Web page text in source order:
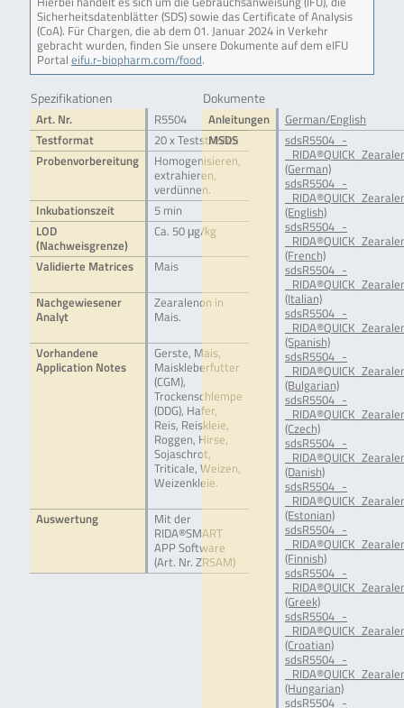
Sicherheitsdatenblätter (SDS) sowie das Certificate of Analysis
(CoA). Für Chargen, die ab dem 01. Januar 2024 in Verkehr
gebracht wurden, finden Sie unsere Dokumente auf dem eIFU
Portal eifu.r-biopharm.com/food.
Spezifikationen
Art. Nr.
R5504
Testformat
20 x Teststreifen
Probenvorbereitung
Homogenisieren,
extrahieren,
verdünnen.
Inkubationszeit
5 min
LOD
(Nachweisgrenze)
Ca. 50 μg/kg
Validierte Matrices Mais
Nachgewiesener
Analyt
Zearalenon in
Mais.
Vorhandene
Application Notes
Gerste, Mais,
Maiskleberfutter
(CGM),
Trockenschlempe
(DDG), Hafer,
Reis, Reiskleie,
Roggen, Hirse,
Sojaschrot,
Triticale, Weizen,
Weizenkleie.
Auswertung
Mit der
RIDA®SMART
APP Software
(Art. Nr. ZRSAM)
Dokumente
Anleitungen
German/English
MSDS
sdsR5504_-
(German)
sdsR5504_-
(English)
sdsR5504_-
(French)
sdsR5504_-
(Italian)
sdsR5504_-
(Spanish)
sdsR5504_-
(Bulgarian)
sdsR5504_-
(Czech)
sdsR5504_-
(Danish)
sdsR5504_-
(Estonian)
sdsR5504_-
(Finnish)
sdsR5504_-
(Greek)
sdsR5504_-
(Croatian)
sdsR5504_-
(Hungarian)
sdsR5504_-